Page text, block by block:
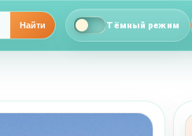
Найти Тёмный режим